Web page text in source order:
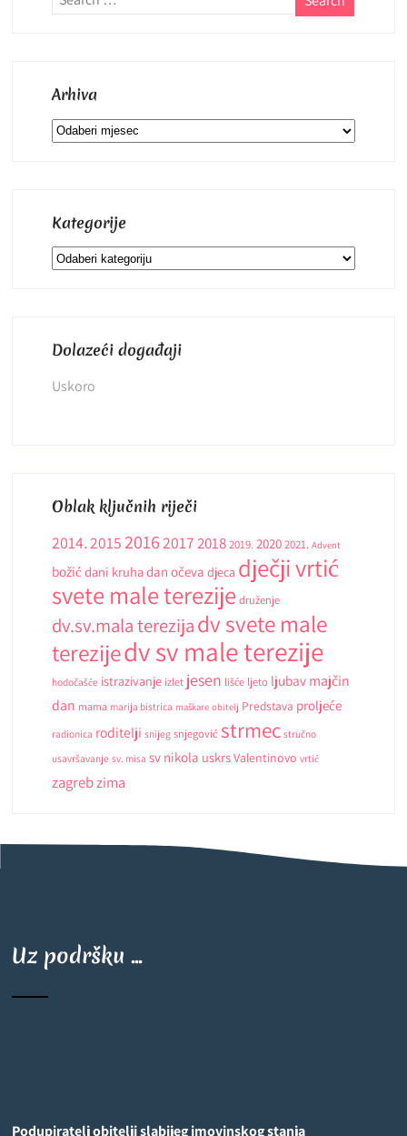
Arhiva
Arhiva
Kategorije
Kategorije
Dolazeći događaji
Uskoro
Oblak ključnih riječi
2014.2015201620172018 2019. 2020 2021. Advent
božić dani kruhadan očeva djeca dječji vrtić
svete male terezije druženje
dv.sv.mala terezijadv svete male
terezijedv sv male terezije
hodočašće istrazivanje izlet jesen lišće ljeto ljubav majčin
dan mama marija bistrica maškare obitelj Predstava proljeće
radionica roditelji snijeg snjegović strmec stručno
usavršavanje sv. misa sv nikola uskrsValentinovo vrtić
zagrebzima
Uz podršku ...
Podupiratelj obitelji slabijeg imovinskog stanja